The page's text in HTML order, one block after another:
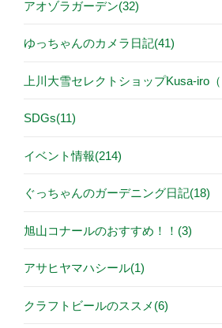
アオゾラガーデン(32)
ゆっちゃんのカメラ日記(41)
上川大雪セレクトショップKusa-iro
SDGs(11)
イベント情報(214)
ぐっちゃんのガーデニング日記(18)
旭山コナールのおすすめ！！(3)
アサヒヤマハシール(1)
クラフトビールのススメ(6)